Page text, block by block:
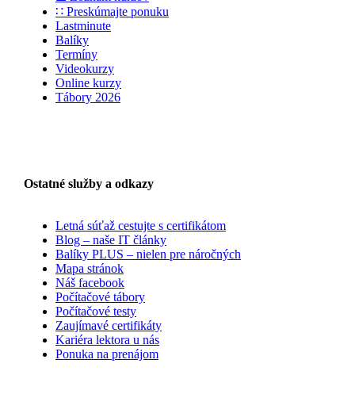
∷ Preskúmajte ponuku
Lastminute
Balíky
Termíny
Videokurzy
Online kurzy
Tábory 2026
Ostatné služby a odkazy
Letná súťaž cestujte s certifikátom
Blog – naše IT články
Balíky PLUS – nielen pre náročných
Mapa stránok
Náš facebook
Počítačové tábory
Počítačové testy
Zaujímavé certifikáty
Kariéra lektora u nás
Ponuka na prenájom